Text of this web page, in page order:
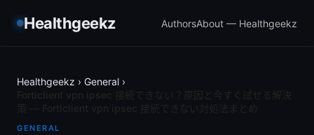
Healthgeekz AuthorsAbout — Healthgeekz
Healthgeekz › General ›
GENERAL